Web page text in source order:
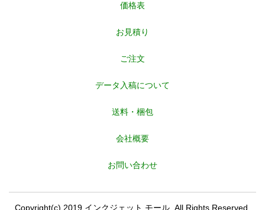
価格表
お見積り
ご注文
データ入稿について
送料・梱包
会社概要
お問い合わせ
Copyright(c) 2019 インクジェット モール. All Rights Reserved.